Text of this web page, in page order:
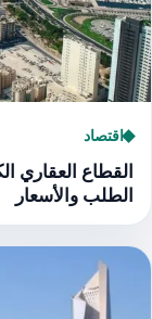
اقتصاد
القطاع العقاري
الطلب والأسعار